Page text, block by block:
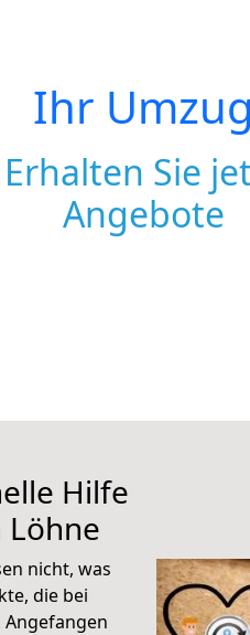
Ihr Umzug
Erhalten Sie
Angebote
Hilfe
nicht, was
die bei
Angefangen